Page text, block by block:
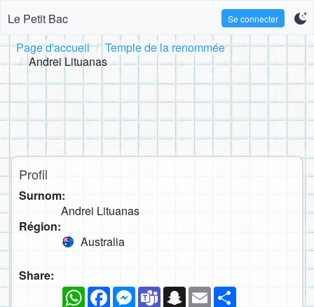
Le Petit Bac Se connecter
Page d'accueil
Temple de la renommée
Andrei Lituanas
Profil
Surnom:
Andrei Lituanas
Région:
Australia
Share:
WhatsAppFacebookMessenger
TeamsSnapchat
Email